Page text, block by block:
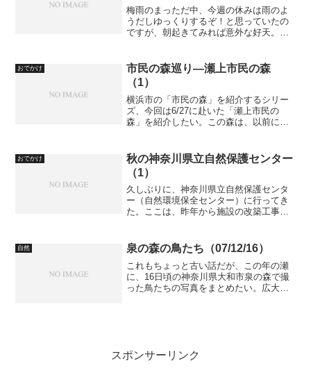
梅雨のまっただ中、今週の休みは雨のよ
うだしゆっくりするぞ！と思っていたの
ですが、朝起きてみれば意外な好天。前
撮影に行こうと、「新治市民の森」へ出
掛けました。お弁当さえあ...
おでかけ
市民の森巡り―瀬上市民の森
（1）
横浜市の「市民の森」を紹介するシリー
ズ、今回は6/27に赴いた「瀬上市民の
森」を紹介したい。この森は、以前にも
している。以下は紹介ページと散策マッ
プ。瀬上市民の森（紹介...
おでかけ
秋の神奈川県立自然保護センター
（1）
久しぶりに、神奈川県立自然保護センタ
ー（自然環境保全センター）に行ってき
た。ここは、昨年から施設の改築工事を
一度行ってみたいと思ったいたので、こ
の連休の中日に息子とと...
自然 泉の森の鳥たち（07/12/16）
これもちょっと古い話だが、この年の瀬
に、16日頃の神奈川県大和市泉の森で撮
った鳥たちの写真をまとめたい。広大な
スポンサーリンク